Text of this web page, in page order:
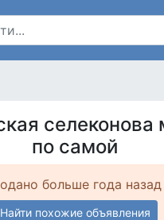
селеконова
по самой
больше года
Найти похожие объявления